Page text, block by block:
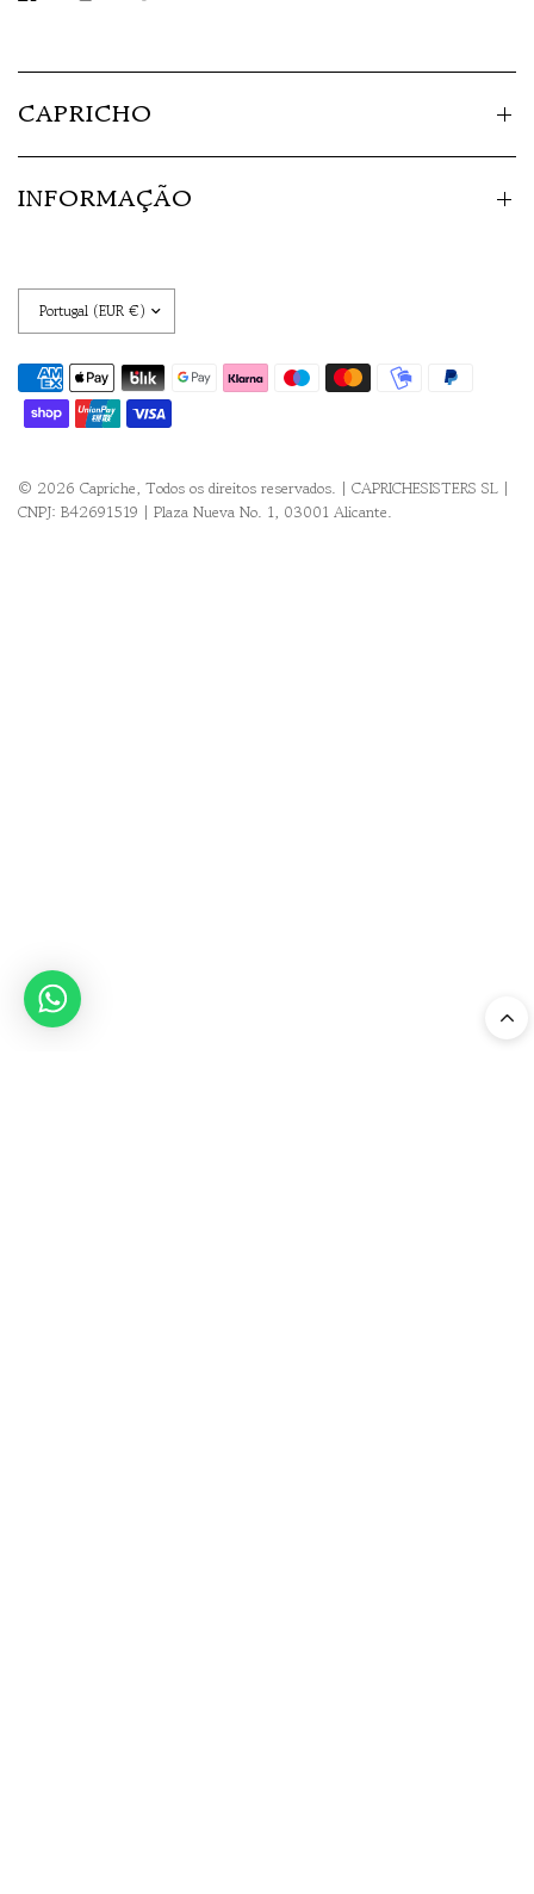
CAPRICHO
INFORMAÇÃO
© 2026 Capriche, Todos os direitos reservados. | CAPRICHESISTERS SL |
CNPJ: B42691519 | Plaza Nueva No. 1, 03001 Alicante.